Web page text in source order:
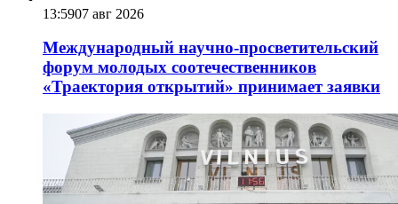
13:5907 авг 2026
Международный научно-просветительский
форум молодых соотечественников
«Траектория открытий» принимает заявки